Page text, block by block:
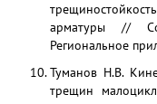
арматуры //
Региональное
Туманов Н.В.
трещин